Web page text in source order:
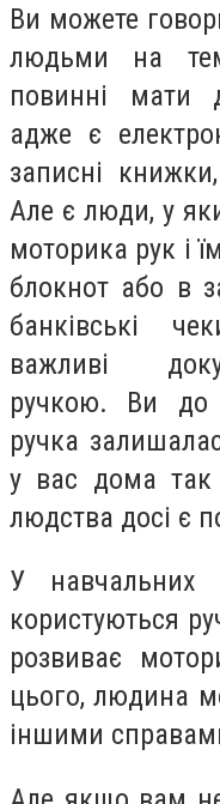
Ви можете
людьми на
повинні мати
адже є
записні
Але є люди, у
моторика рук і
блокнот або в
банківські
важливі
ручкою. Ви до
ручка
у вас дома так
людства досі є
У
користуються
розвиває
цього, людина
іншими